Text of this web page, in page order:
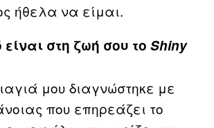
ήθελα να είμαι.
στη ζωή σου το Shiny
μου διαγνώστηκε με
που επηρεάζει το